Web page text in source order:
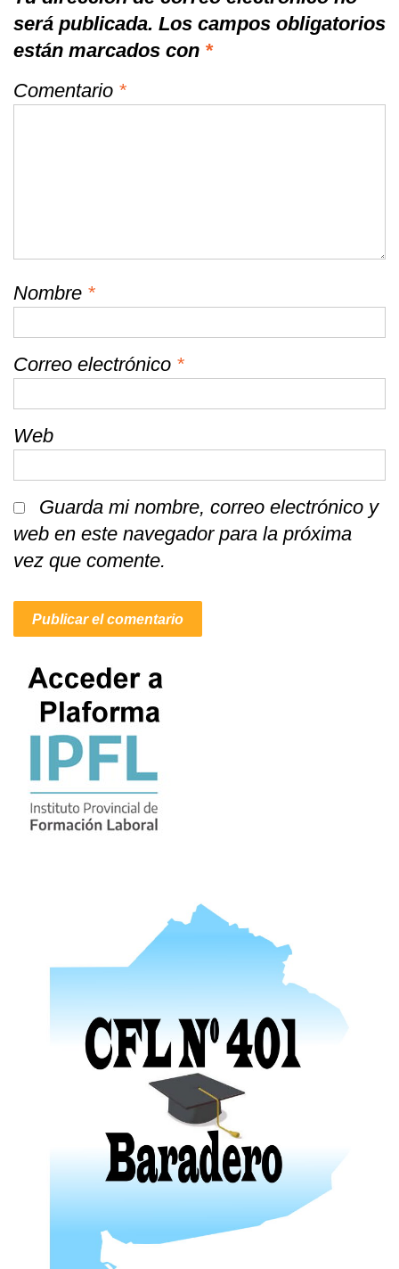
será publicada. Los campos obligatorios
están marcados con *
Comentario *
Nombre *
Correo electrónico *
Web
Guarda mi nombre, correo electrónico y
web en este navegador para la próxima
vez que comente.